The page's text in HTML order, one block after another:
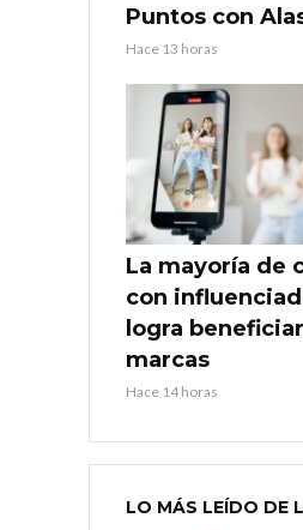
Puntos con
Hace 13 horas
La mayoría de
con
logra
marcas
Hace 14 horas
LO MÁS LEÍDO DE